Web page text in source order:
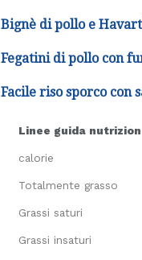
Bignè di pollo e
Fegatini di pollo con
Facile riso sporco con
Linee guida
calorie
Totalmente grasso
Grassi saturi
Grassi insaturi